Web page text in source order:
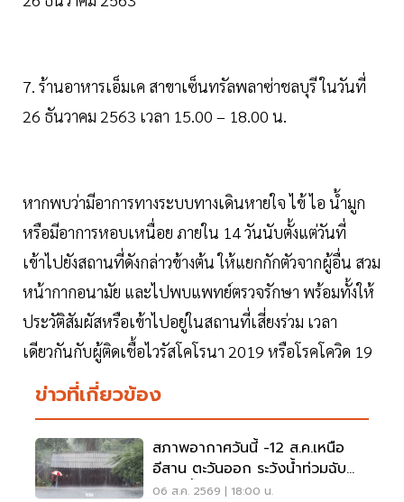
7. ร้านอาหารเอ็มเค สาขาเซ็นทรัลพลาซ่าชลบุรี ในวันที่
26 ธันวาคม 2563 เวลา 15.00 – 18.00 น.
หากพบว่ามีอาการทางระบบทางเดินหายใจ ไข้ ไอ น้ำมูก
หรือมีอาการหอบเหนื่อย ภายใน 14 วันนับตั้งแต่วันที่
เข้าไปยังสถานที่ดังกล่าวข้างต้น ให้แยกกักตัวจากผู้อื่น สวม
หน้ากากอนามัย และไปพบแพทย์ตรวจรักษา พร้อมทั้งให้
ประวัติสัมผัสหรือเข้าไปอยู่ในสถานที่เสี่ยงร่วม เวลา
เดียวกันกับผู้ติดเชื้อไวรัสโคโรนา 2019 หรือโรคโควิด 19
ข่าวที่เกี่ยวข้อง
สภาพอากาศวันนี้ -12 ส.ค.เหนือ
อีสาน ตะวันออก ระวังน้ำท่วมฉับ
พลัน น้ำป่าไหลหลาก
06 ส.ค. 2569 | 18:00 น.